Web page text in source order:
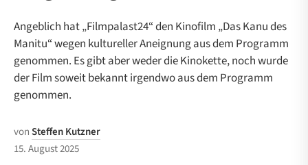
Angeblich hat „Filmpalast24“ den Kinofilm „Das Kanu des
Manitu“ wegen kultureller Aneignung aus dem Programm
genommen. Es gibt aber weder die Kinokette, noch wurde
der Film soweit bekannt irgendwo aus dem Programm
genommen.
vonSteffen Kutzner
15. August 2025